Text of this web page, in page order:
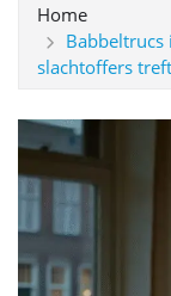
Home
Babbeltrucs
slachtoffers